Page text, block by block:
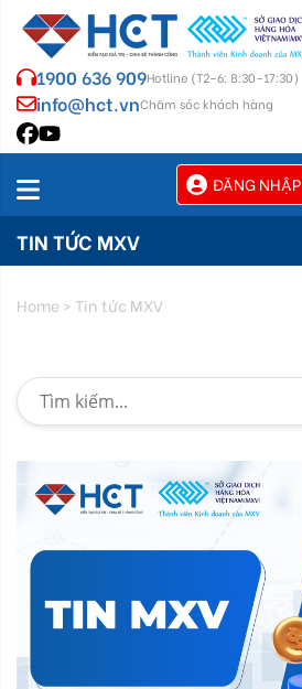
1900 636 909Hotline (T2–6: 8:30–17:30)
info@hct.vnChăm sóc khách hàng
ĐĂNG NHẬP
TIN TỨC MXV
Home > Tin tức MXV